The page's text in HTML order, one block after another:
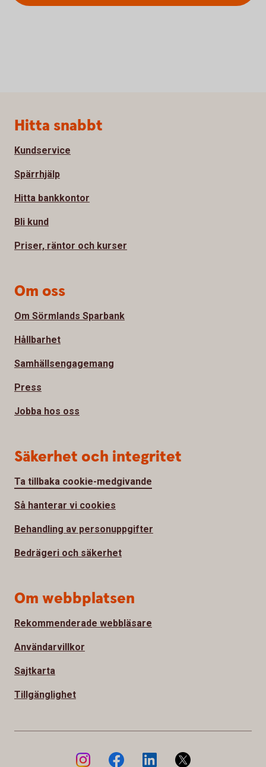
Sidfot
Hitta snabbt
Kundservice
Spärrhjälp
Hitta bankkontor
Bli kund
Priser, räntor och kurser
Om oss
Om Sörmlands Sparbank
Hållbarhet
Samhällsengagemang
Press
Jobba hos oss
Säkerhet och integritet
Ta tillbaka cookie-medgivande
Så hanterar vi cookies
Behandling av personuppgifter
Bedrägeri och säkerhet
Om webbplatsen
Rekommenderade webbläsare
Användarvillkor
Sajtkarta
Tillgänglighet